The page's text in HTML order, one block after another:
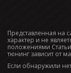
Представленная на
характер и не
положениями
тюнинг зависит от
Если обнаружили